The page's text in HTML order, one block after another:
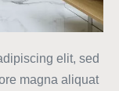
elit, sed
magna aliquat